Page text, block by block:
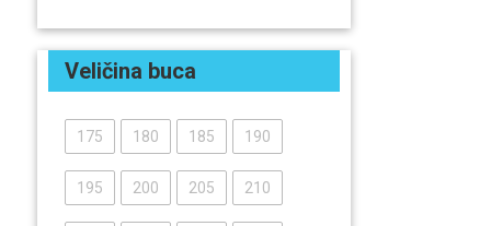
Veličina buca
175 180 185 190
195 200 205 210